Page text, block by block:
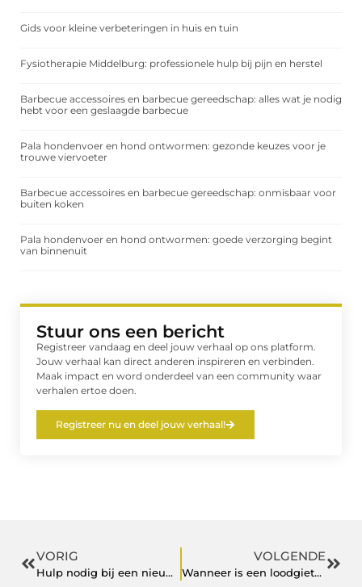
Gids voor kleine verbeteringen in huis en tuin
Fysiotherapie Middelburg: professionele hulp bij pijn en herstel
Barbecue accessoires en barbecue gereedschap: alles wat je nodig
hebt voor een geslaagde barbecue
Pala hondenvoer en hond ontwormen: gezonde keuzes voor je
trouwe viervoeter
Barbecue accessoires en barbecue gereedschap: onmisbaar voor
buiten koken
Pala hondenvoer en hond ontwormen: goede verzorging begint
van binnenuit
Stuur ons een bericht
Registreer vandaag en deel jouw verhaal op ons platform.
Jouw verhaal kan direct anderen inspireren en verbinden.
Maak impact en word onderdeel van een community waar
verhalen ertoe doen.
Registreer nu en deel jouw verhaal!
VORIG
Hulp nodig bij een nieuw webdesign voor uw bedrijf?
VOLGENDE
Wanneer is een loodgieter Hengelo nodig?